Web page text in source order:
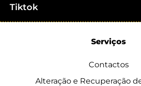
Tiktok
Serviços
Contactos
Alteração e Recuperação